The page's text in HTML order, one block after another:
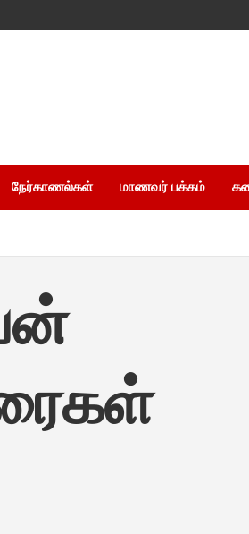
நேர்காணல்கள் மாணவர் பக்கம்